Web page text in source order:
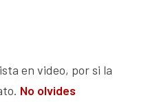
en video, por si la
No olvides